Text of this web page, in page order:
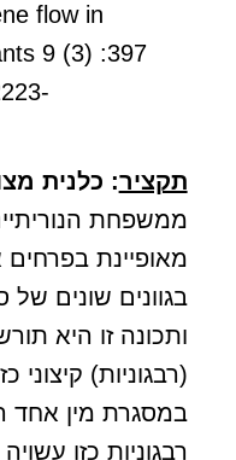
flow in
9 (3) :397
תקציר: כלנית
מאופיינת
בגוונים שונים של
ותכונה זו היא
(רבגוניות)
במסגרת מין אחד
רבגוניות כזו